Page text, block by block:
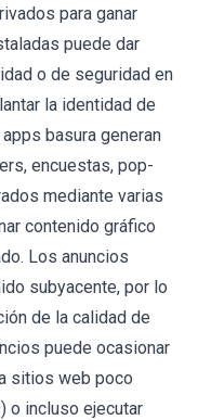
para ganar
puede dar
o de seguridad en
la identidad de
basura generan
encuestas, pop-
mediante varias
contenido gráfico
Los anuncios
subyacente, por lo
de la calidad de
puede ocasionar
sitios web poco
o incluso ejecutar